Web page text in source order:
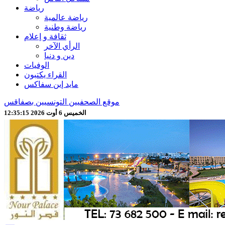
رياضة
رياضة عالمية
رياضة وطنية
ثقافة و إعلام
الرأي الآخر
دين و دنيا
الوفيات
القراء يكتبون
مايد إين سفاكس
موقع الصحفيين التونسيين بصفاقس
الخميس 6 أوت 2026 12:35:17